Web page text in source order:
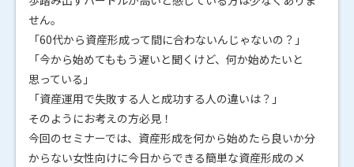
せん。
「60代から資産形成って間に合わないんじゃないの？」
「今から始めてももう遅いと聞くけど、何か始めたいと
思っている」
「資産運用で失敗する人と成功する人の違いは？」
そのようにお考えの方必見！
今回のセミナーでは、資産形成を何から始めたら良いか分
からない女性向けに今日からできる簡単な資産形成のメ